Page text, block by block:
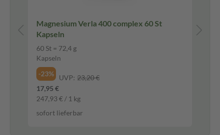
Magnesium Verla 400 complex 60 St
Kapseln
60 St = 72,4 g
Kapseln
-23%
UVP: 23,20 €
17,95 €
247,93 € / 1 kg
sofort lieferbar